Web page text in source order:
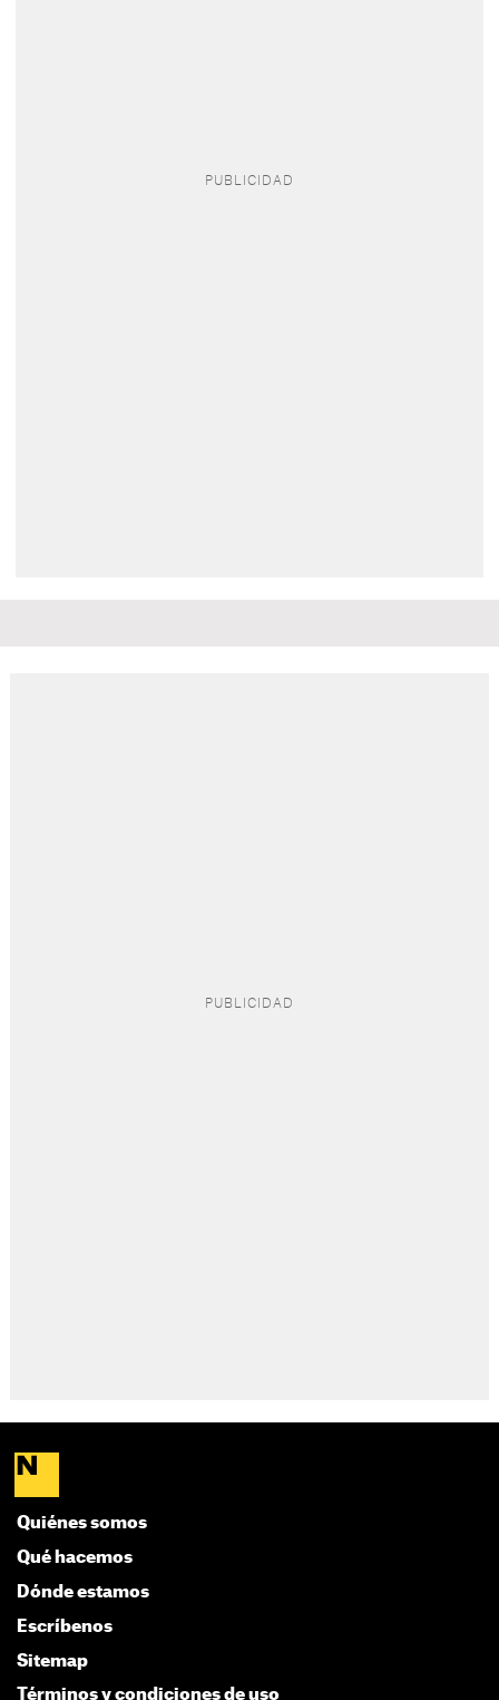
Quiénes somos
Qué hacemos
Dónde estamos
Escríbenos
Sitemap
Términos y condiciones de uso